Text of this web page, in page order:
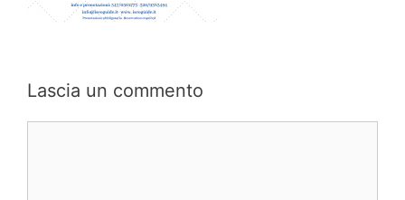
Lascia un commento